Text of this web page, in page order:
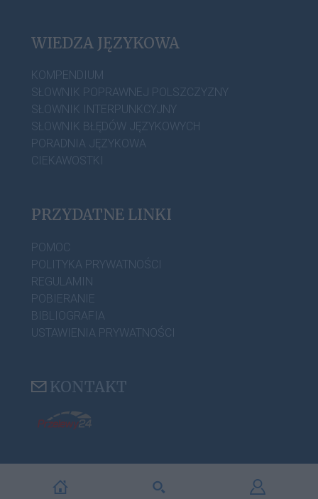
WIEDZA JĘZYKOWA
KOMPENDIUM
SŁOWNIK POPRAWNEJ POLSZCZYZNY
SŁOWNIK INTERPUNKCYJNY
SŁOWNIK BŁĘDÓW JĘZYKOWYCH
PORADNIA JĘZYKOWA
CIEKAWOSTKI
PRZYDATNE LINKI
POMOC
POLITYKA PRYWATNOŚCI
REGULAMIN
POBIERANIE
BIBLIOGRAFIA
USTAWIENIA PRYWATNOŚCI
KONTAKT